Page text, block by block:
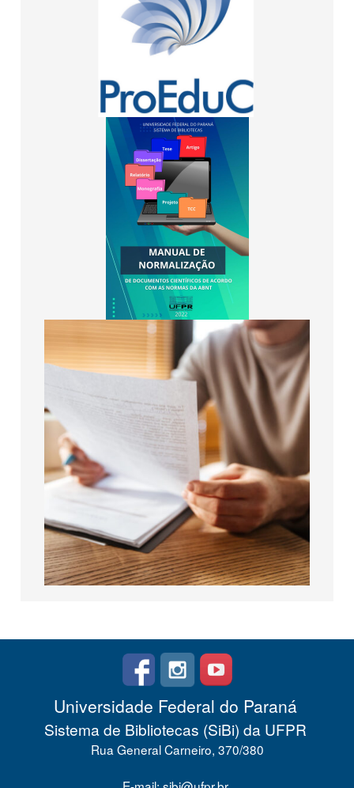
Universidade Federal do Paraná
Sistema de Bibliotecas (SiBi) da UFPR
Rua General Carneiro, 370/380